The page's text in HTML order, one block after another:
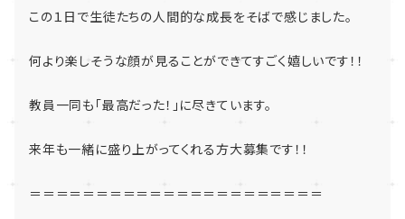
この１日で生徒たちの人間的な成長をそばで感じました。
何より楽しそうな顔が見ることができてすごく嬉しいです！！
教員一同も「最高だった！」に尽きています。
来年も一緒に盛り上がってくれる方大募集です！！
＝＝＝＝＝＝＝＝＝＝＝＝＝＝＝＝＝＝＝＝＝＝